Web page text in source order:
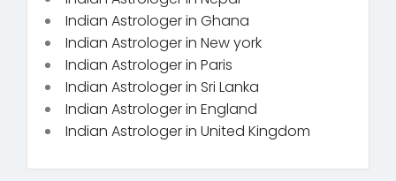
Indian Astrologer in Ghana
Indian Astrologer in New york
Indian Astrologer in Paris
Indian Astrologer in Sri Lanka
Indian Astrologer in England
Indian Astrologer in United Kingdom